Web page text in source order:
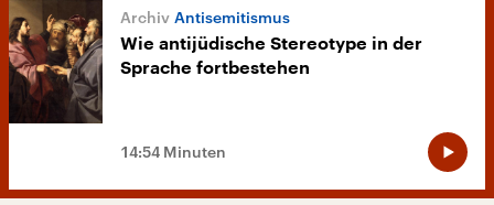
Antisemitismus
Wie antijüdische Stereotype in der
Sprache fortbestehen
14:54 Minuten